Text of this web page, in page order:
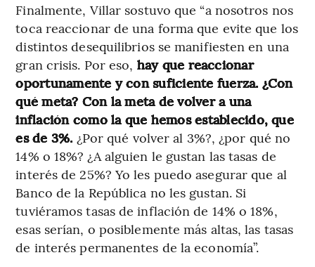
Finalmente, Villar sostuvo que “a nosotros nos
toca reaccionar de una forma que evite que los
distintos desequilibrios se manifiesten en una
gran crisis. Por eso, hay que reaccionar
oportunamente y con suficiente fuerza. ¿Con
qué meta? Con la meta de volver a una
inflación como la que hemos establecido, que
es de 3%. ¿Por qué volver al 3%?, ¿por qué no
14% o 18%? ¿A alguien le gustan las tasas de
interés de 25%? Yo les puedo asegurar que al
Banco de la República no les gustan. Si
tuviéramos tasas de inflación de 14% o 18%,
esas serían, o posiblemente más altas, las tasas
de interés permanentes de la economía”.